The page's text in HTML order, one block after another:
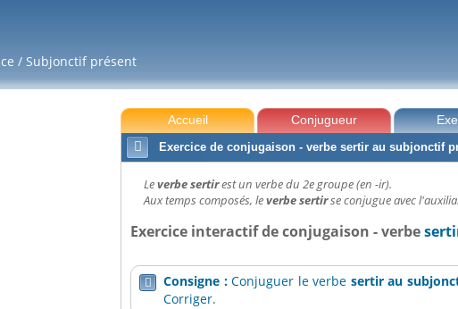
/ Subjonctif présent
Accueil Conjugueur

Exercice de conjugaison - verbe sertir au subjonctif
Leverbe sertirest un verbe du 2e groupe (en -ir).
Aux temps composés, leverbe sertirse conjugue avec
Exercice interactif de conjugaison - verbe
 Consigne :Conjuguer le verbe sertir au
Corriger.